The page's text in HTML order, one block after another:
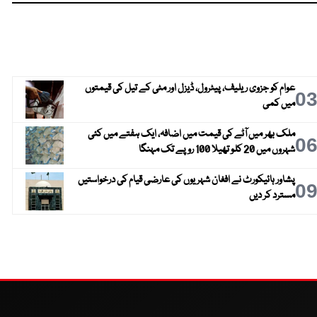
03عوام کو جزوی ریلیف، پیٹرول، ڈیزل اور مٹی کے تیل کی قیمتوں
میں کمی
06ملک بھر میں آٹے کی قیمت میں اضافہ، ایک ہفتے میں کئی
شہروں میں 20 کلو تھیلا 100 روپے تک مہنگا
09پشاور ہائیکورٹ نے افغان شہریوں کی عارضی قیام کی درخواستیں
مسترد کر دیں